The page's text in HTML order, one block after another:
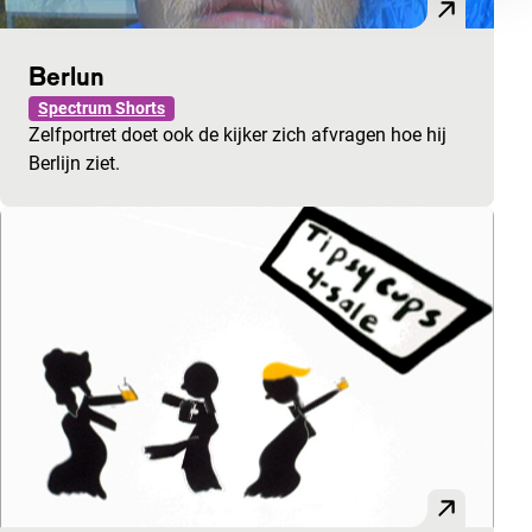
Berlun
Spectrum Shorts
Zelfportret doet ook de kijker zich afvragen hoe hij
Berlijn ziet.